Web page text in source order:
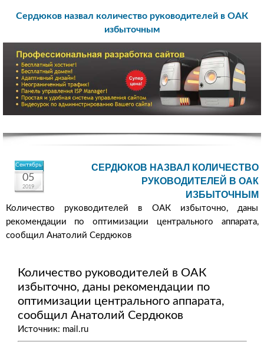
Сердюков назвал количество руководителей в ОАК
избыточным
Сентябрь
05
2019
СЕРДЮКОВ НАЗВАЛ КОЛИЧЕСТВО
РУКОВОДИТЕЛЕЙ В ОАК
ИЗБЫТОЧНЫМ
Количество руководителей в ОАК избыточно, даны
рекомендации по оптимизации центрального аппарата,
сообщил Анатолий Сердюков
Количество руководителей в ОАК
избыточно, даны рекомендации по
оптимизации центрального аппарата,
сообщил Анатолий Сердюков
Источник: mail.ru